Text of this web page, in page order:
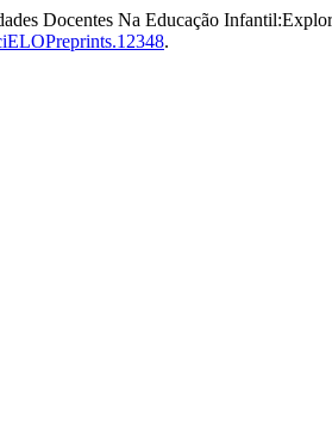
Docentes Na Educação
.